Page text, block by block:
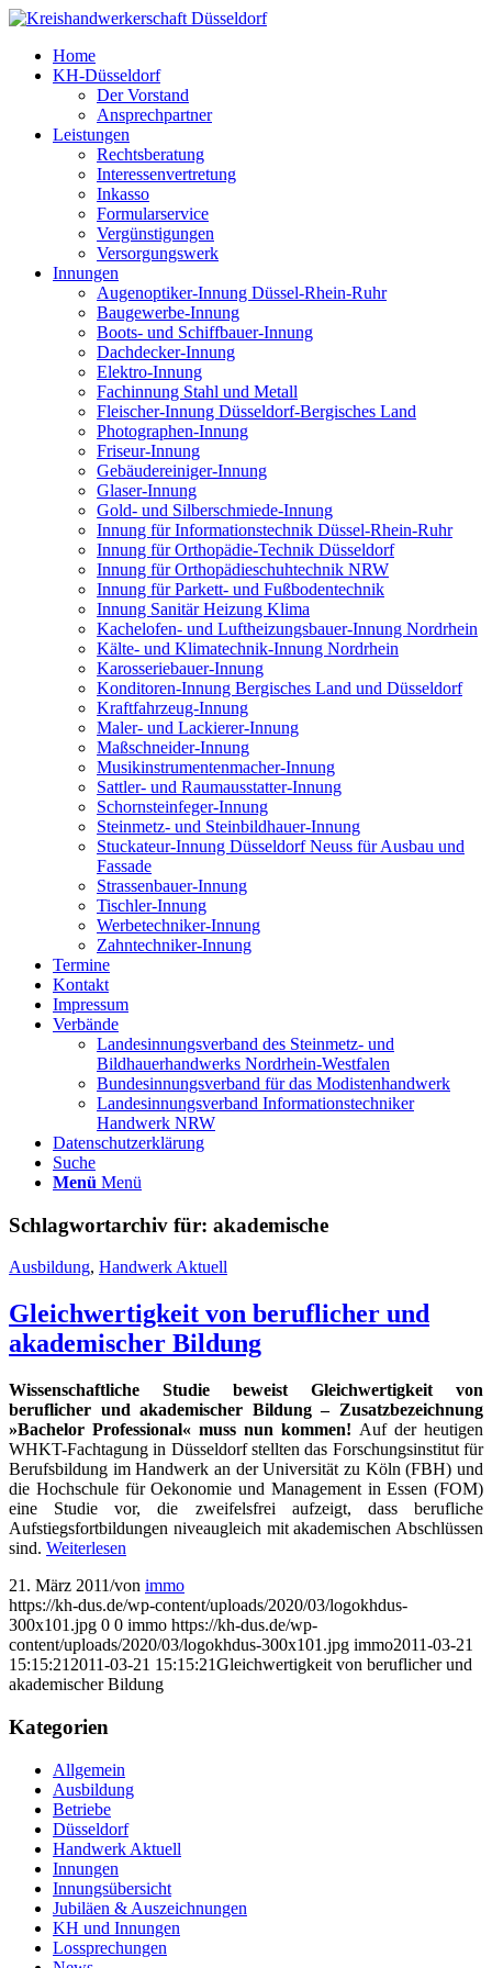
Home
KH-Düsseldorf
Der Vorstand
Ansprechpartner
Leistungen
Rechtsberatung
Interessenvertretung
Inkasso
Formularservice
Vergünstigungen
Versorgungswerk
Innungen
Augenoptiker-Innung Düssel-Rhein-Ruhr
Baugewerbe-Innung
Boots- und Schiffbauer-Innung
Dachdecker-Innung
Elektro-Innung
Fachinnung Stahl und Metall
Fleischer-Innung Düsseldorf-Bergisches Land
Photographen-Innung
Friseur-Innung
Gebäudereiniger-Innung
Glaser-Innung
Gold- und Silberschmiede-Innung
Innung für Informationstechnik Düssel-Rhein-Ruhr
Innung für Orthopädie-Technik Düsseldorf
Innung für Orthopädieschuhtechnik NRW
Innung für Parkett- und Fußbodentechnik
Innung Sanitär Heizung Klima
Kachelofen- und Luftheizungsbauer-Innung Nordrhein
Kälte- und Klimatechnik-Innung Nordrhein
Karosseriebauer-Innung
Konditoren-Innung Bergisches Land und Düsseldorf
Kraftfahrzeug-Innung
Maler- und Lackierer-Innung
Maßschneider-Innung
Musikinstrumentenmacher-Innung
Sattler- und Raumausstatter-Innung
Schornsteinfeger-Innung
Steinmetz- und Steinbildhauer-Innung
Stuckateur-Innung Düsseldorf Neuss für Ausbau und
Fassade
Strassenbauer-Innung
Tischler-Innung
Werbetechniker-Innung
Zahntechniker-Innung
Termine
Kontakt
Impressum
Verbände
Landesinnungsverband des Steinmetz- und
Bildhauerhandwerks Nordrhein-Westfalen
Bundesinnungsverband für das Modistenhandwerk
Landesinnungsverband Informationstechniker
Handwerk NRW
Datenschutzerklärung
Suche
Menü Menü
Schlagwortarchiv für: akademische
Ausbildung, Handwerk Aktuell
Gleichwertigkeit von beruflicher und
akademischer Bildung
Wissenschaftliche Studie beweist Gleichwertigkeit von
beruflicher und akademischer Bildung – Zusatzbezeichnung
»Bachelor Professional« muss nun kommen! Auf der heutigen
WHKT-Fachtagung in Düsseldorf stellten das Forschungsinstitut für
Berufsbildung im Handwerk an der Universität zu Köln (FBH) und
die Hochschule für Oekonomie und Management in Essen (FOM)
eine Studie vor, die zweifelsfrei aufzeigt, dass berufliche
Aufstiegsfortbildungen niveaugleich mit akademischen Abschlüssen
sind. Weiterlesen
21. März 2011/von immo
https://kh-dus.de/wp-content/uploads/2020/03/logokhdus-
300x101.jpg 0 0 immo https://kh-dus.de/wp-
content/uploads/2020/03/logokhdus-300x101.jpg immo2011-03-21
15:15:21 2011-03-21 15:15:21Gleichwertigkeit von beruflicher und
akademischer Bildung
Kategorien
Allgemein
Ausbildung
Betriebe
Düsseldorf
Handwerk Aktuell
Innungen
Innungsübersicht
Jubiläen & Auszeichnungen
KH und Innungen
Lossprechungen